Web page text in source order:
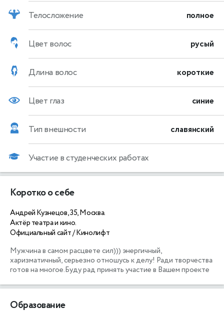
Телосложение полное
Цвет волос русый
Длина волос короткие
Цвет глаз синие
Тип внешности славянский
Участие в студенческих работах
Коротко о себе
Андрей Кузнецов, 35, Москва.
Актёр театра и кино.
Официальный сайт / Кинолифт
Мужчина в самом расцвете сил))) энергичный,
харизматичный, серьезно отношусь к делу! Ради творчества
готов на многое.Буду рад принять участие в Вашем проекте
Образование